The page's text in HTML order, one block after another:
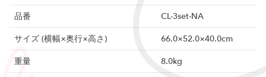
品番
CL-3set-NA
サイズ (横幅×奥行×高さ)
66.0×52.0×40.0cm
重量
8.0kg